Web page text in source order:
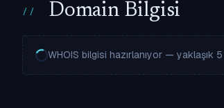
Domain Bilgisi
WHOIS bilgisi hazırlanıyor — yaklaşık